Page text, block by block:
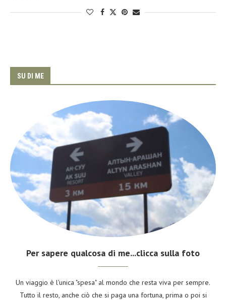
SU DI ME
Per sapere qualcosa di me...clicca sulla foto
Un viaggio è l'unica "spesa" al mondo che resta viva per sempre.
Tutto il resto, anche ciò che si paga una fortuna, prima o poi si